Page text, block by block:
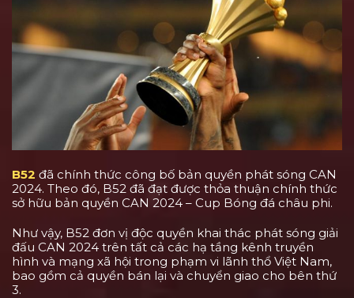
B52 đã chính thức công bố bản quyền phát sóng CAN
2024. Theo đó, B52 đã đạt được thỏa thuận chính thức
sở hữu bản quyền CAN 2024 – Cup Bóng đá châu phi.
Như vậy, B52 đơn vị độc quyền khai thác phát sóng giải
đấu CAN 2024 trên tất cả các hạ tầng kênh truyền
hình và mạng xã hội trong phạm vi lãnh thổ Việt Nam,
bao gồm cả quyền bán lại và chuyển giao cho bên thứ
3.